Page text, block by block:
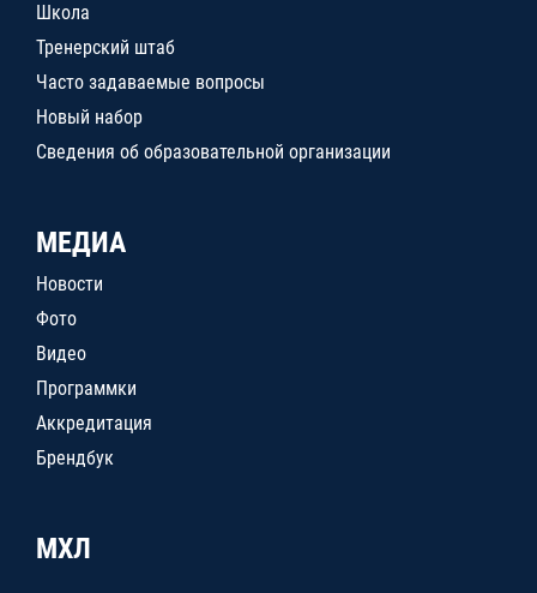
Школа
Тренерский штаб
Часто задаваемые вопросы
Новый набор
Сведения об образовательной организации
МЕДИА
Новости
Фото
Видео
Программки
Аккредитация
Брендбук
МХЛ